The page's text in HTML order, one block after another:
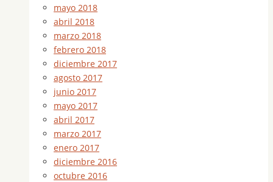
mayo 2018
abril 2018
marzo 2018
febrero 2018
diciembre 2017
agosto 2017
junio 2017
mayo 2017
abril 2017
marzo 2017
enero 2017
diciembre 2016
octubre 2016